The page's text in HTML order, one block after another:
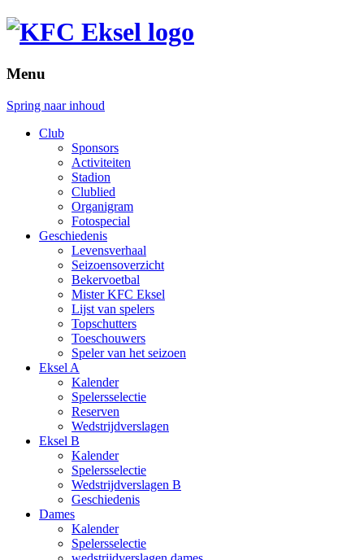
Menu
Spring naar inhoud
Club
Sponsors
Activiteiten
Stadion
Clublied
Organigram
Fotospecial
Geschiedenis
Levensverhaal
Seizoensoverzicht
Bekervoetbal
Mister KFC Eksel
Lijst van spelers
Topschutters
Toeschouwers
Speler van het seizoen
Eksel A
Kalender
Spelersselectie
Reserven
Wedstrijdverslagen
Eksel B
Kalender
Spelersselectie
Wedstrijdverslagen B
Geschiedenis
Dames
Kalender
Spelersselectie